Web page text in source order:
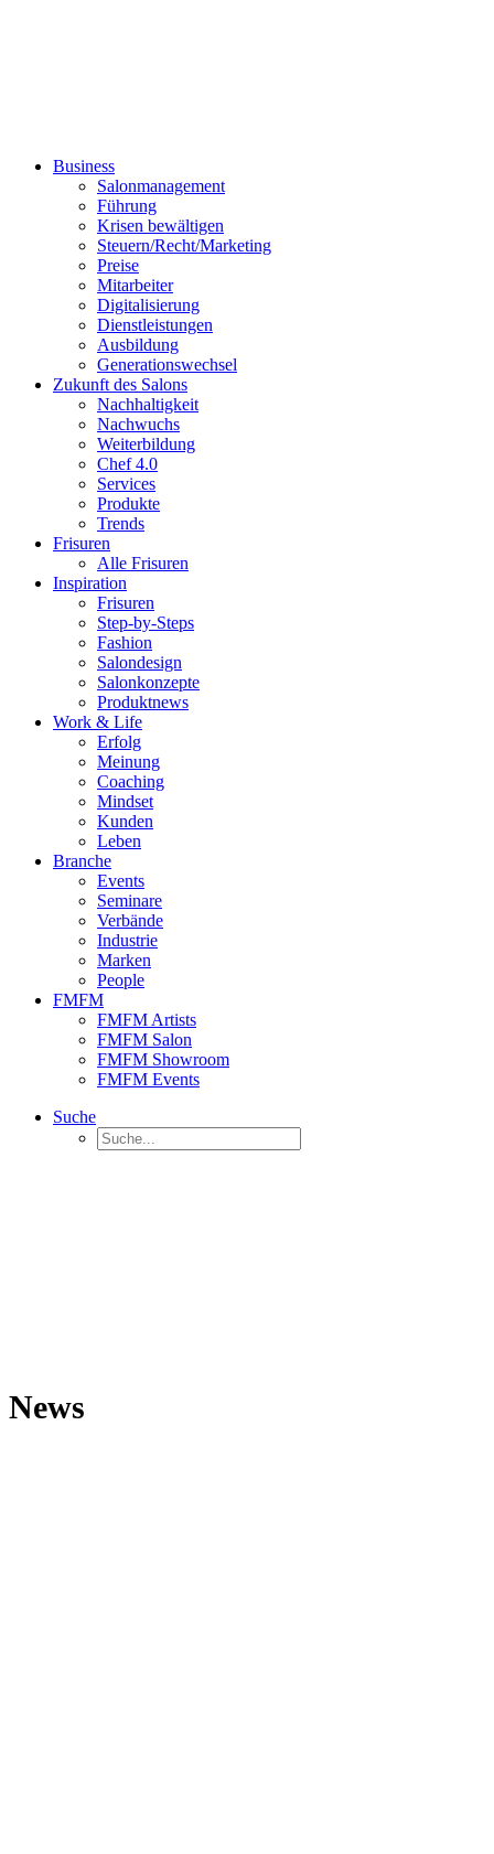
Business
Salonmanagement
Führung
Krisen bewältigen
Steuern/Recht/Marketing
Preise
Mitarbeiter
Digitalisierung
Dienstleistungen
Ausbildung
Generationswechsel
Zukunft des Salons
Nachhaltigkeit
Nachwuchs
Weiterbildung
Chef 4.0
Services
Produkte
Trends
Frisuren
Alle Frisuren
Inspiration
Frisuren
Step-by-Steps
Fashion
Salondesign
Salonkonzepte
Produktnews
Work & Life
Erfolg
Meinung
Coaching
Mindset
Kunden
Leben
Branche
Events
Seminare
Verbände
Industrie
Marken
People
FMFM
FMFM Artists
FMFM Salon
FMFM Showroom
FMFM Events
Suche
News